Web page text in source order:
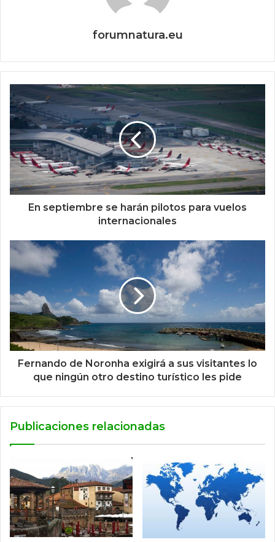
forumnatura.eu
En septiembre se harán pilotos para vuelos
internacionales
Fernando de Noronha exigirá a sus visitantes lo
que ningún otro destino turístico les pide
Publicaciones relacionadas